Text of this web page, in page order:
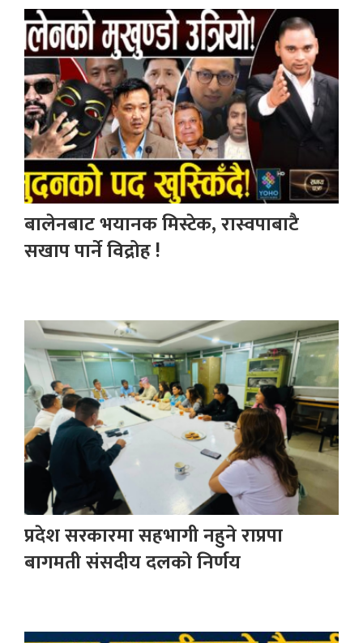
बालेनबाट भयानक मिस्टेक, रास्वपाबाटै
सखाप पार्ने विद्रोह !
प्रदेश सरकारमा सहभागी नहुने राप्रपा
बागमती संसदीय दलको निर्णय